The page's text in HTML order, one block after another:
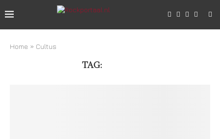
Home » Cultus
TAG: